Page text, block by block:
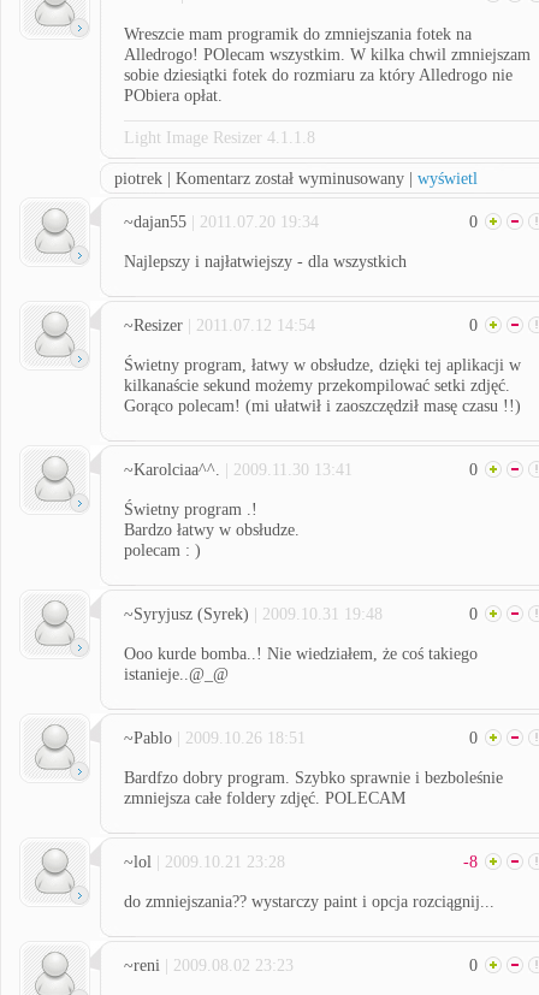
Wreszcie mam programik do zmniejszania fotek na
Alledrogo! POlecam wszystkim. W kilka chwil zmniejszam
sobie dziesiątki fotek do rozmiaru za który Alledrogo nie
PObiera opłat.
Light Image Resizer 4.1.1.8
piotrek | Komentarz został wyminusowany | wyświetl
~dajan55 | 2011.07.20 19:34 0
Najlepszy i najłatwiejszy - dla wszystkich
~Resizer | 2011.07.12 14:54 0
Świetny program, łatwy w obsłudze, dzięki tej aplikacji w
kilkanaście sekund możemy przekompilować setki zdjęć.
Gorąco polecam! (mi ułatwił i zaoszczędził masę czasu !!)
~Karolciaa^^. | 2009.11.30 13:41 0
Świetny program .!
Bardzo łatwy w obsłudze.
polecam : )
~Syryjusz (Syrek) | 2009.10.31 19:48 0
Ooo kurde bomba..! Nie wiedziałem, że coś takiego
istanieje..@_@
~Pablo | 2009.10.26 18:51 0
Bardfzo dobry program. Szybko sprawnie i bezboleśnie
zmniejsza całe foldery zdjęć. POLECAM
~lol | 2009.10.21 23:28 -8
do zmniejszania?? wystarczy paint i opcja rozciągnij...
~reni | 2009.08.02 23:23 0